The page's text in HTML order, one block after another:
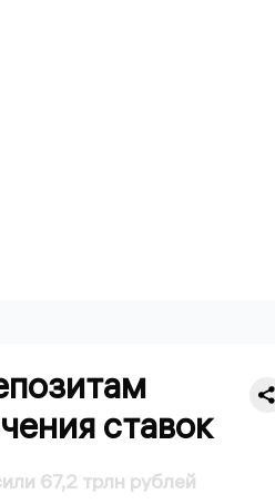
ставок
67,2 трлн рублей